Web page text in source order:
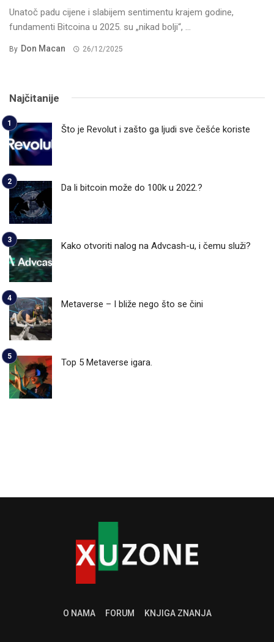
Unatoč padu cijene i slabijem sentimentu krajem godine,
fundamenti Bitcoina u 2025. su „nikad bolji“, ...
By Don Macan 26/12/2025
Najčitanije
Što je Revolut i zašto ga ljudi sve češće koriste
Da li bitcoin može do 100k u 2022.?
Kako otvoriti nalog na Advcash-u, i čemu služi?
Metaverse – I bliže nego što se čini
Top 5 Metaverse igara.
O NAMA FORUM KNJIGA ZNANJA